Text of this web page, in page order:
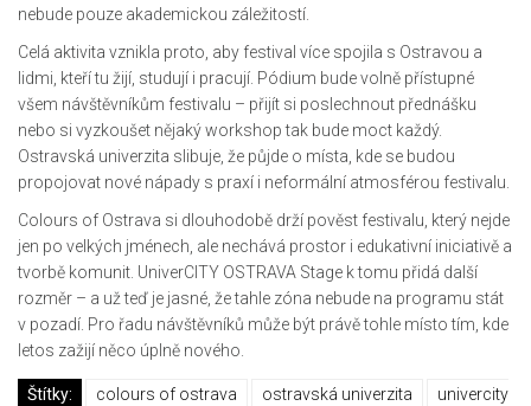
nebude pouze akademickou záležitostí.
Celá aktivita vznikla proto, aby festival více spojila s Ostravou a
lidmi, kteří tu žijí, studují i pracují. Pódium bude volně přístupné
všem návštěvníkům festivalu – přijít si poslechnout přednášku
nebo si vyzkoušet nějaký workshop tak bude moct každý.
Ostravská univerzita slibuje, že půjde o místa, kde se budou
propojovat nové nápady s praxí i neformální atmosférou festivalu.
Colours of Ostrava si dlouhodobě drží pověst festivalu, který nejde
jen po velkých jménech, ale nechává prostor i edukativní iniciativě a
tvorbě komunit. UniverCITY OSTRAVA Stage k tomu přidá další
rozměr – a už teď je jasné, že tahle zóna nebude na programu stát
v pozadí. Pro řadu návštěvníků může být právě tohle místo tím, kde
letos zažijí něco úplně nového.
Štítky: colours of ostrava ostravská univerzita univercity